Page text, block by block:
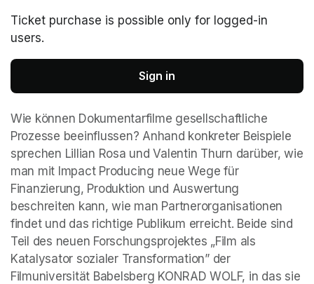
Ticket purchase is possible only for logged-in
users.
Sign in
Wie können Dokumentarfilme gesellschaftliche
Prozesse beeinflussen? Anhand konkreter Beispiele
sprechen Lillian Rosa und Valentin Thurn darüber, wie
man mit Impact Producing neue Wege für
Finanzierung, Produktion und Auswertung
beschreiten kann, wie man Partnerorganisationen
findet und das richtige Publikum erreicht. Beide sind
Teil des neuen Forschungsprojektes „Film als
Katalysator sozialer Transformation” der
Filmuniversität Babelsberg KONRAD WOLF, in das sie